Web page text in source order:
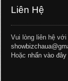
Liên Hệ
Vui lòng liên hệ
Hoặc nhấn vào